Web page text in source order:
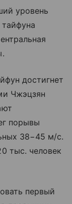
уровень
достигнет
Чжэцзян
порывы
38−45 м/с.
тыс. человек
первый